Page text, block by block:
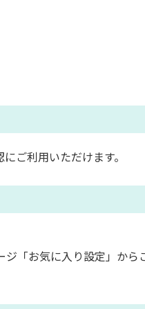
ご利用いただけます。
「お気に入り設定」から